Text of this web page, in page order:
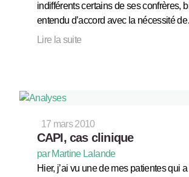
indifférents certains de ses confrères,
entendu d’accord avec la nécessité
Lire la suite
17 mars 2010
CAPI, cas clinique
par Martine Lalande
Hier, j’ai vu une de mes patientes qui